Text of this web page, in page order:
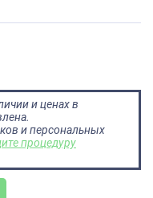
и ценах в
и персональных
процедуру